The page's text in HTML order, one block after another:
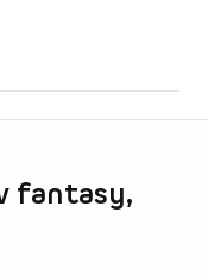
fantasy,